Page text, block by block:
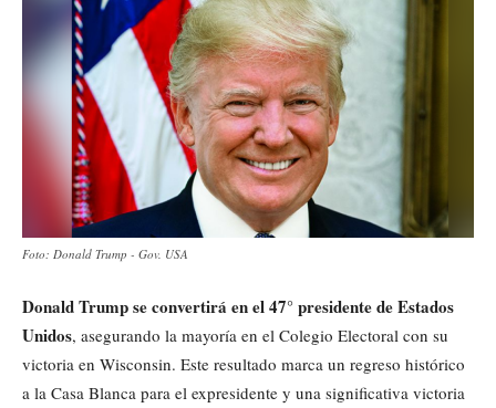
Foto: Donald Trump - Gov. USA
Donald Trump se convertirá en el 47° presidente de Estados
Unidos, asegurando la mayoría en el Colegio Electoral con su
victoria en Wisconsin. Este resultado marca un regreso histórico
a la Casa Blanca para el expresidente y una significativa victoria